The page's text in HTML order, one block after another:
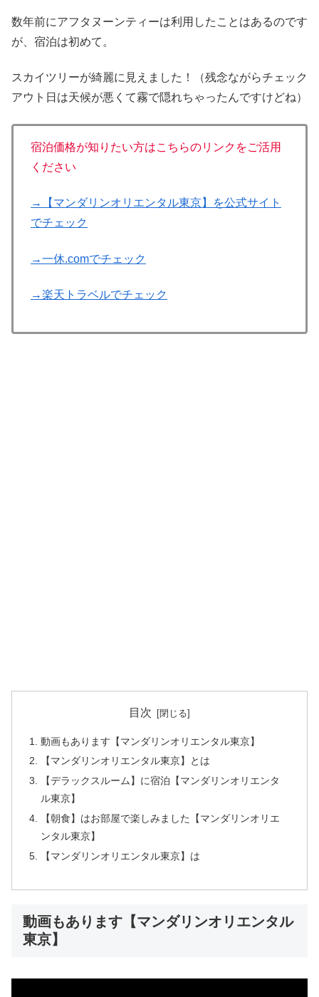
数年前にアフタヌーンティーは利用したことはあるのです
が、宿泊は初めて。
スカイツリーが綺麗に見えました！（残念ながらチェック
アウト日は天候が悪くて霧で隠れちゃったんですけどね）
宿泊価格が知りたい方はこちらのリンクをご活用
ください
→【マンダリンオリエンタル東京】を公式サイト
でチェック
→一休.comでチェック
→楽天トラベルでチェック
目次
動画もあります【マンダリンオリエンタル東京】
【マンダリンオリエンタル東京】とは
【デラックスルーム】に宿泊【マンダリンオリエンタ
ル東京】
【朝食】はお部屋で楽しみました【マンダリンオリエ
ンタル東京】
【マンダリンオリエンタル東京】は
動画もあります【マンダリンオリエンタル
東京】